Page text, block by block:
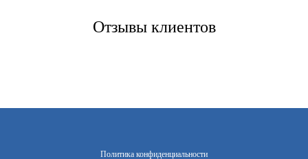
Отзывы клиентов
Политика конфиденциальности